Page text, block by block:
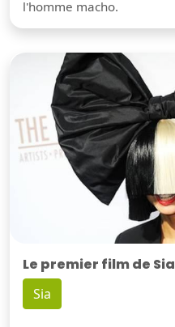
l'homme macho.
Le premier film de Sia
Sia